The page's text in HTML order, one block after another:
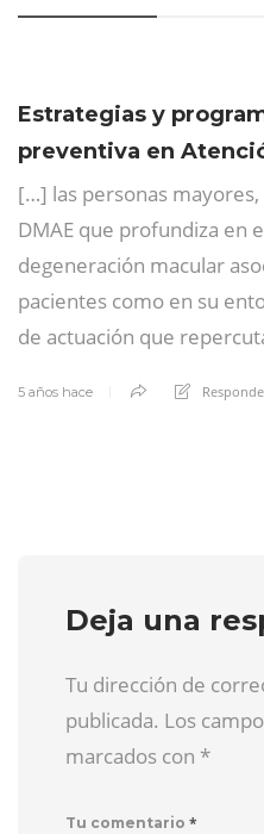
Estrategias y
preventiva en
[…] las personas
DMAE que profundiza en
degeneración macular
pacientes como en su
de actuación que
5 años hace
Deja una
Tu dirección de
publicada. Los
marcados con *
Tu comentario *